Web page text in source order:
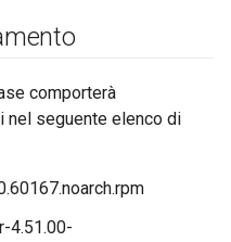
comporterà
nel seguente elenco di
4.51.00-